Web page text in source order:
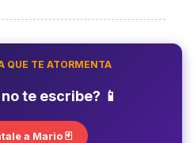
QUE TE ATORMENTA
te escribe? 📱
a Mario 🃏